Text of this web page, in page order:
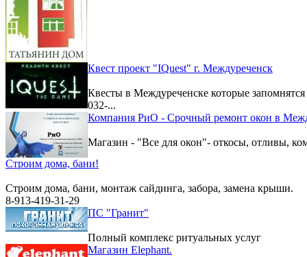
Квест проект "IQuest" г. Междуреченск
Квесты в Междуреченске которые
032-...
Компания РиО - Срочный ремонт окон в
Магазин - "Все для окон"- откосы, отливы,
Строим дома, бани!
Строим дома, бани, монтаж сайдинга, забора, замена крыши.
8-913-419-31-29
ПС "Гранит"
Полный комплекс ритуальных услуг
Магазин Elephant.